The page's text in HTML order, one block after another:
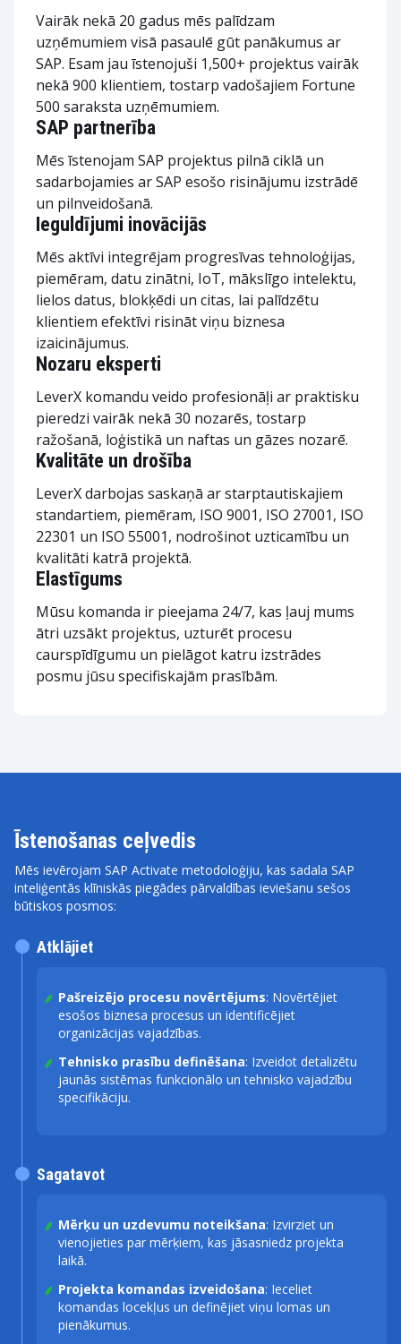
Vairāk nekā 20 gadus mēs palīdzam
uzņēmumiem visā pasaulē gūt panākumus ar
SAP. Esam jau īstenojuši 1,500+ projektus vairāk
nekā 900 klientiem, tostarp vadošajiem Fortune
500 saraksta uzņēmumiem.
Nozaru eksperti
LeverX komandu veido profesionāļi ar praktisku
pieredzi vairāk nekā 30 nozarēs, tostarp
ražošanā, loģistikā un naftas un gāzes nozarē.
SAP partnerība
Mēs īstenojam SAP projektus pilnā ciklā un
sadarbojamies ar SAP esošo risinājumu izstrādē
un pilnveidošanā.
Kvalitāte un drošība
LeverX darbojas saskaņā ar starptautiskajiem
standartiem, piemēram, ISO 9001, ISO 27001, ISO
22301 un ISO 55001, nodrošinot uzticamību un
kvalitāti katrā projektā.
Ieguldījumi inovācijās
Mēs aktīvi integrējam progresīvas tehnoloģijas,
piemēram, datu zinātni, IoT, mākslīgo intelektu,
lielos datus, blokķēdi un citas, lai palīdzētu
klientiem efektīvi risināt viņu biznesa
izaicinājumus.
Elastīgums
Mūsu komanda ir pieejama 24/7, kas ļauj mums
ātri uzsākt projektus, uzturēt procesu
caurspīdīgumu un pielāgot katru izstrādes
posmu jūsu specifiskajām prasībām.
Īstenošanas ceļvedis
Mēs ievērojam SAP Activate metodoloģiju, kas sadala SAP
inteliģentās klīniskās piegādes pārvaldības ieviešanu sešos
būtiskos posmos:
Pašreizējo procesu novērtējums: Novērtējiet
esošos biznesa procesus un identificējiet
organizācijas vajadzības.
Tehnisko prasību definēšana: Izveidot detalizētu
jaunās sistēmas funkcionālo un tehnisko vajadzību
specifikāciju.
Atklājiet
Mērķu un uzdevumu noteikšana: Izvirziet un
vienojieties par mērķiem, kas jāsasniedz projekta
laikā.
Projekta komandas izveidošana: Ieceliet
komandas locekļus un definējiet viņu lomas un
pienākumus.
Sagatavot